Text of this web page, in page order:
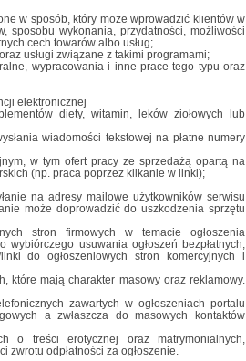
w sposób, który może wprowadzić klientów w
sposobu wykonania, przydatności, możliwości
cech towarów albo usług;
usługi związane z takimi programami;
wypracowania i inne prace tego typu oraz
elektronicznej
diety, witamin, leków ziołowych lub
wiadomości tekstowej na płatne numery
w tym ofert pracy ze sprzedażą opartą na
(np. praca poprzez klikanie w linki);
na adresy mailowe użytkowników serwisu
może doprowadzić do uszkodzenia sprzętu
stron firmowych w temacie ogłoszenia
wybiórczego usuwania ogłoszeń bezpłatnych,
do ogłoszeniowych stron komercyjnych i
które mają charakter masowy oraz reklamowy.
zawartych w ogłoszeniach portalu
a zwłaszcza do masowych kontaktów
o treści erotycznej oraz matrymonialnych,
zwrotu odpłatności za ogłoszenie.